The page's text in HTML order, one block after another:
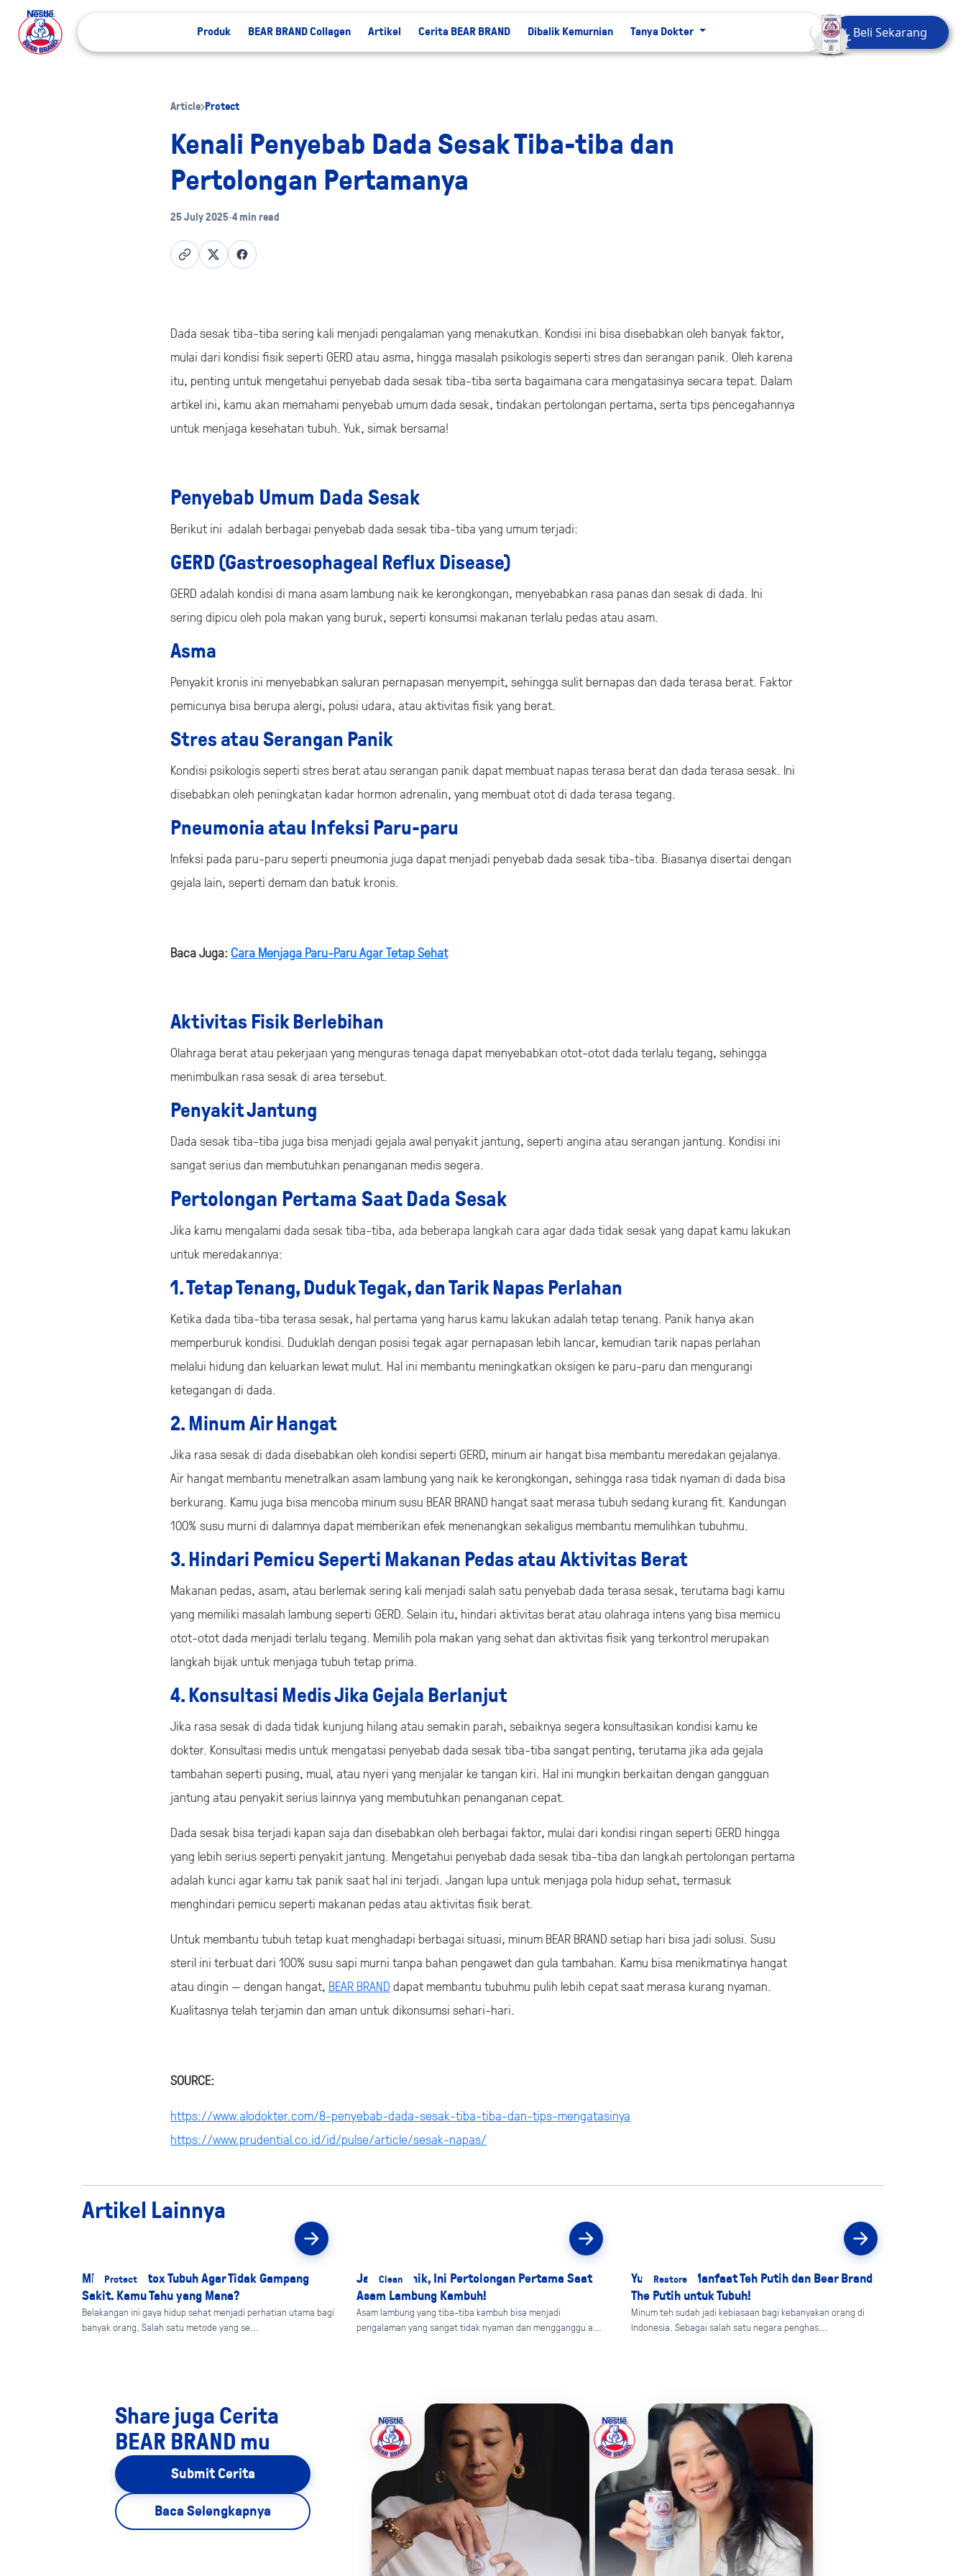
Produk BEAR BRAND Collagen Artikel Cerita BEAR BRAND Dibalik Kemurnian Tanya Dokter Beli Sekarang
Article Protect
Kenali Penyebab Dada Sesak Tiba-tiba dan
Pertolongan Pertamanya
25 July 2025•4 min read
Dada sesak tiba-tiba sering kali menjadi pengalaman yang menakutkan. Kondisi ini bisa disebabkan oleh banyak faktor,
mulai dari kondisi fisik seperti GERD atau asma, hingga masalah psikologis seperti stres dan serangan panik. Oleh karena
itu, penting untuk mengetahui penyebab dada sesak tiba-tiba serta bagaimana cara mengatasinya secara tepat. Dalam
artikel ini, kamu akan memahami penyebab umum dada sesak, tindakan pertolongan pertama, serta tips pencegahannya
untuk menjaga kesehatan tubuh. Yuk, simak bersama!
Penyebab Umum Dada Sesak
Berikut ini adalah berbagai penyebab dada sesak tiba-tiba yang umum terjadi:
GERD (Gastroesophageal Reflux Disease)
GERD adalah kondisi di mana asam lambung naik ke kerongkongan, menyebabkan rasa panas dan sesak di dada. Ini
sering dipicu oleh pola makan yang buruk, seperti konsumsi makanan terlalu pedas atau asam.
Asma
Penyakit kronis ini menyebabkan saluran pernapasan menyempit, sehingga sulit bernapas dan dada terasa berat. Faktor
pemicunya bisa berupa alergi, polusi udara, atau aktivitas fisik yang berat.
Stres atau Serangan Panik
Kondisi psikologis seperti stres berat atau serangan panik dapat membuat napas terasa berat dan dada terasa sesak. Ini
disebabkan oleh peningkatan kadar hormon adrenalin, yang membuat otot di dada terasa tegang.
Pneumonia atau Infeksi Paru-paru
Infeksi pada paru-paru seperti pneumonia juga dapat menjadi penyebab dada sesak tiba-tiba. Biasanya disertai dengan
gejala lain, seperti demam dan batuk kronis.
Baca Juga:Cara Menjaga Paru-Paru Agar Tetap Sehat
Aktivitas Fisik Berlebihan
Olahraga berat atau pekerjaan yang menguras tenaga dapat menyebabkan otot-otot dada terlalu tegang, sehingga
menimbulkan rasa sesak di area tersebut.
Penyakit Jantung
Dada sesak tiba-tiba juga bisa menjadi gejala awal penyakit jantung, seperti angina atau serangan jantung. Kondisi ini
sangat serius dan membutuhkan penanganan medis segera.
Pertolongan Pertama Saat Dada Sesak
Jika kamu mengalami dada sesak tiba-tiba, ada beberapa langkah cara agar dada tidak sesak yang dapat kamu lakukan
untuk meredakannya:
1. Tetap Tenang, Duduk Tegak, dan Tarik Napas Perlahan
Ketika dada tiba-tiba terasa sesak, hal pertama yang harus kamu lakukan adalah tetap tenang. Panik hanya akan
memperburuk kondisi. Duduklah dengan posisi tegak agar pernapasan lebih lancar, kemudian tarik napas perlahan
melalui hidung dan keluarkan lewat mulut. Hal ini membantu meningkatkan oksigen ke paru-paru dan mengurangi
ketegangan di dada.
2. Minum Air Hangat
Jika rasa sesak di dada disebabkan oleh kondisi seperti GERD, minum air hangat bisa membantu meredakan gejalanya.
Air hangat membantu menetralkan asam lambung yang naik ke kerongkongan, sehingga rasa tidak nyaman di dada bisa
berkurang. Kamu juga bisa mencoba minum susu BEAR BRAND hangat saat merasa tubuh sedang kurang fit. Kandungan
100% susu murni di dalamnya dapat memberikan efek menenangkan sekaligus membantu memulihkan tubuhmu.
3. Hindari Pemicu Seperti Makanan Pedas atau Aktivitas Berat
Makanan pedas, asam, atau berlemak sering kali menjadi salah satu penyebab dada terasa sesak, terutama bagi kamu
yang memiliki masalah lambung seperti GERD. Selain itu, hindari aktivitas berat atau olahraga intens yang bisa memicu
otot-otot dada menjadi terlalu tegang. Memilih pola makan yang sehat dan aktivitas fisik yang terkontrol merupakan
langkah bijak untuk menjaga tubuh tetap prima.
4. Konsultasi Medis Jika Gejala Berlanjut
Jika rasa sesak di dada tidak kunjung hilang atau semakin parah, sebaiknya segera konsultasikan kondisi kamu ke
dokter. Konsultasi medis untuk mengatasi penyebab dada sesak tiba-tiba sangat penting, terutama jika ada gejala
tambahan seperti pusing, mual, atau nyeri yang menjalar ke tangan kiri. Hal ini mungkin berkaitan dengan gangguan
jantung atau penyakit serius lainnya yang membutuhkan penanganan cepat.
Dada sesak bisa terjadi kapan saja dan disebabkan oleh berbagai faktor, mulai dari kondisi ringan seperti GERD hingga
yang lebih serius seperti penyakit jantung. Mengetahui penyebab dada sesak tiba-tiba dan langkah pertolongan pertama
adalah kunci agar kamu tak panik saat hal ini terjadi. Jangan lupa untuk menjaga pola hidup sehat, termasuk
menghindari pemicu seperti makanan pedas atau aktivitas fisik berat.
Untuk membantu tubuh tetap kuat menghadapi berbagai situasi, minum BEAR BRAND setiap hari bisa jadi solusi. Susu
steril ini terbuat dari 100% susu sapi murni tanpa bahan pengawet dan gula tambahan. Kamu bisa menikmatinya hangat
atau dingin — dengan hangat, BEAR BRAND dapat membantu tubuhmu pulih lebih cepat saat merasa kurang nyaman.
Kualitasnya telah terjamin dan aman untuk dikonsumsi sehari-hari.
SOURCE:
https://www.alodokter.com/8-penyebab-dada-sesak-tiba-tiba-dan-tips-mengatasinya
https://www.prudential.co.id/id/pulse/article/sesak-napas/
Artikel Lainnya
Protect
Minuman Detox Tubuh Agar Tidak Gampang
Sakit. Kamu Tahu yang Mana?
Belakangan ini gaya hidup sehat menjadi perhatian utama bagi
banyak orang. Salah satu metode yang se...
Clean
Jangan Panik, Ini Pertolongan Pertama Saat
Asam Lambung Kambuh!
Asam lambung yang tiba-tiba kambuh bisa menjadi
pengalaman yang sangat tidak nyaman dan mengganggu a...
Restore
Yuk, Kenali Manfaat Teh Putih dan Bear Brand
The Putih untuk Tubuh!
Minum teh sudah jadi kebiasaan bagi kebanyakan orang di
Indonesia. Sebagai salah satu negara penghas...
Share juga Cerita
BEAR BRAND mu
Submit Cerita
Baca Selengkapnya